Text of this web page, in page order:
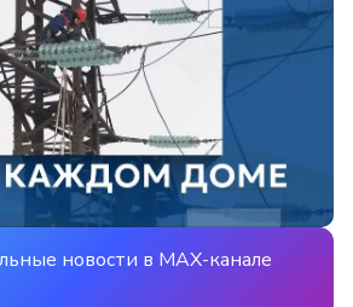
новости в MAX-канале